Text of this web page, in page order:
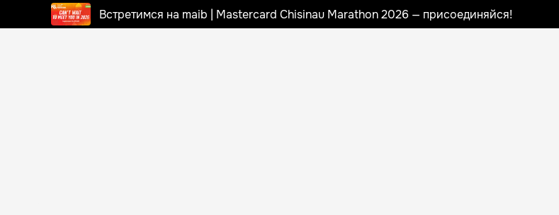
Встретимся на maib | Mastercard Chisinau Marathon 2026 — присоединяйся!